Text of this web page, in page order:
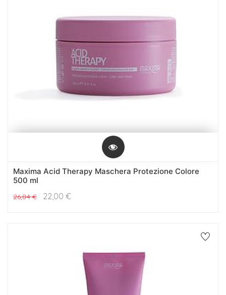
Maxima Acid Therapy Maschera Protezione Colore
500 ml
26,84€ 22,00 €